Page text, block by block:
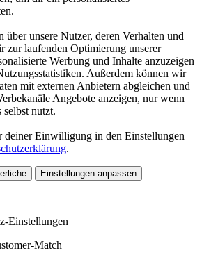
über unsere Nutzer, deren Verhalten und
zur laufenden Optimierung unserer
Werbung und Inhalte anzuzeigen
Außerdem können wir
mit externen Anbietern abgleichen und
Angebote anzeigen, nur wenn
selbst nutzt.
deiner Einwilligung in den Einstellungen
.
Einstellungen anpassen
Einstellungen
Match